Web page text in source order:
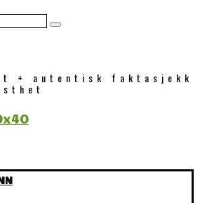
+ autentisk faktasjekk